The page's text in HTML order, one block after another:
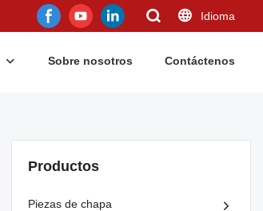
Idioma
Sobre nosotros Contáctenos
Productos
Piezas de chapa